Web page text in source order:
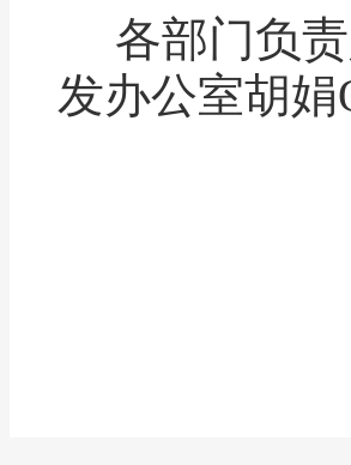
各部门负
发办公室胡娟